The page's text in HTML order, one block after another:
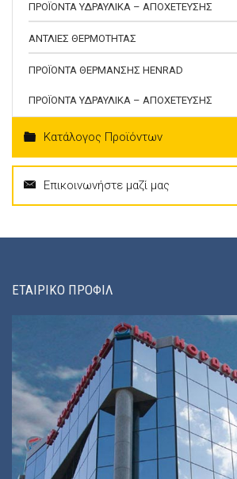
ΠΡΟΪΟΝΤΑ ΥΔΡΑΥΛΙΚΑ – ΑΠΟΧΕΤΕΥΣΗΣ
ΑΝΤΛΙΕΣ ΘΕΡΜΟΤΗΤΑΣ
ΠΡΟΪΟΝΤΑ ΘΕΡΜΑΝΣΗΣ HENRAD
ΠΡΟΪΟΝΤΑ ΥΔΡΑΥΛΙΚΑ – ΑΠΟΧΕΤΕΥΣΗΣ
Κατάλογος Προϊόντων
Επικοινωνήστε μαζί μας
ΕΤΑΙΡΙΚΟ ΠΡΟΦΙΛ